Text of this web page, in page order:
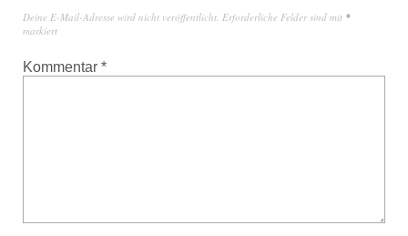
Deine E-Mail-Adresse wird nicht veröffentlicht. Erforderliche Felder sind mit *
markiert
Kommentar *